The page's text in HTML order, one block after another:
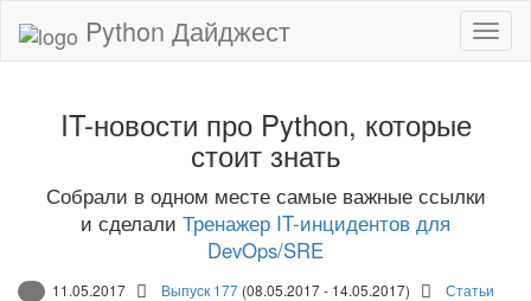
Python Дайджест
IT-новости про Python, которые
стоит знать
Собрали в одном месте самые важные ссылки
и сделали Тренажер IT-инцидентов для
DevOps/SRE
11.05.2017 Выпуск 177 (08.05.2017 - 14.05.2017) Статьи